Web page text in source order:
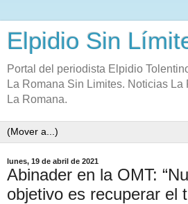
Elpidio Sin
Portal del periodista Elpidio
La Romana Sin Limites. Noticias La
La Romana.
lunes, 19 de abril de 2021
Abinader en la OMT:
objetivo es recuperar el